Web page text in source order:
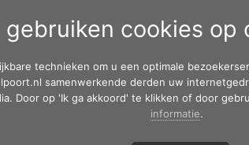
Header
Rechts
HOME
aanmaken. Er kunnen ‘sub-groepen’
kunnen er groepen voor een nieuwe
gebruiken cookies op
technieken om u een optimale
samenwerkende derden uw
Door op 'Ik ga akkoord' te klikken of door
informatie.